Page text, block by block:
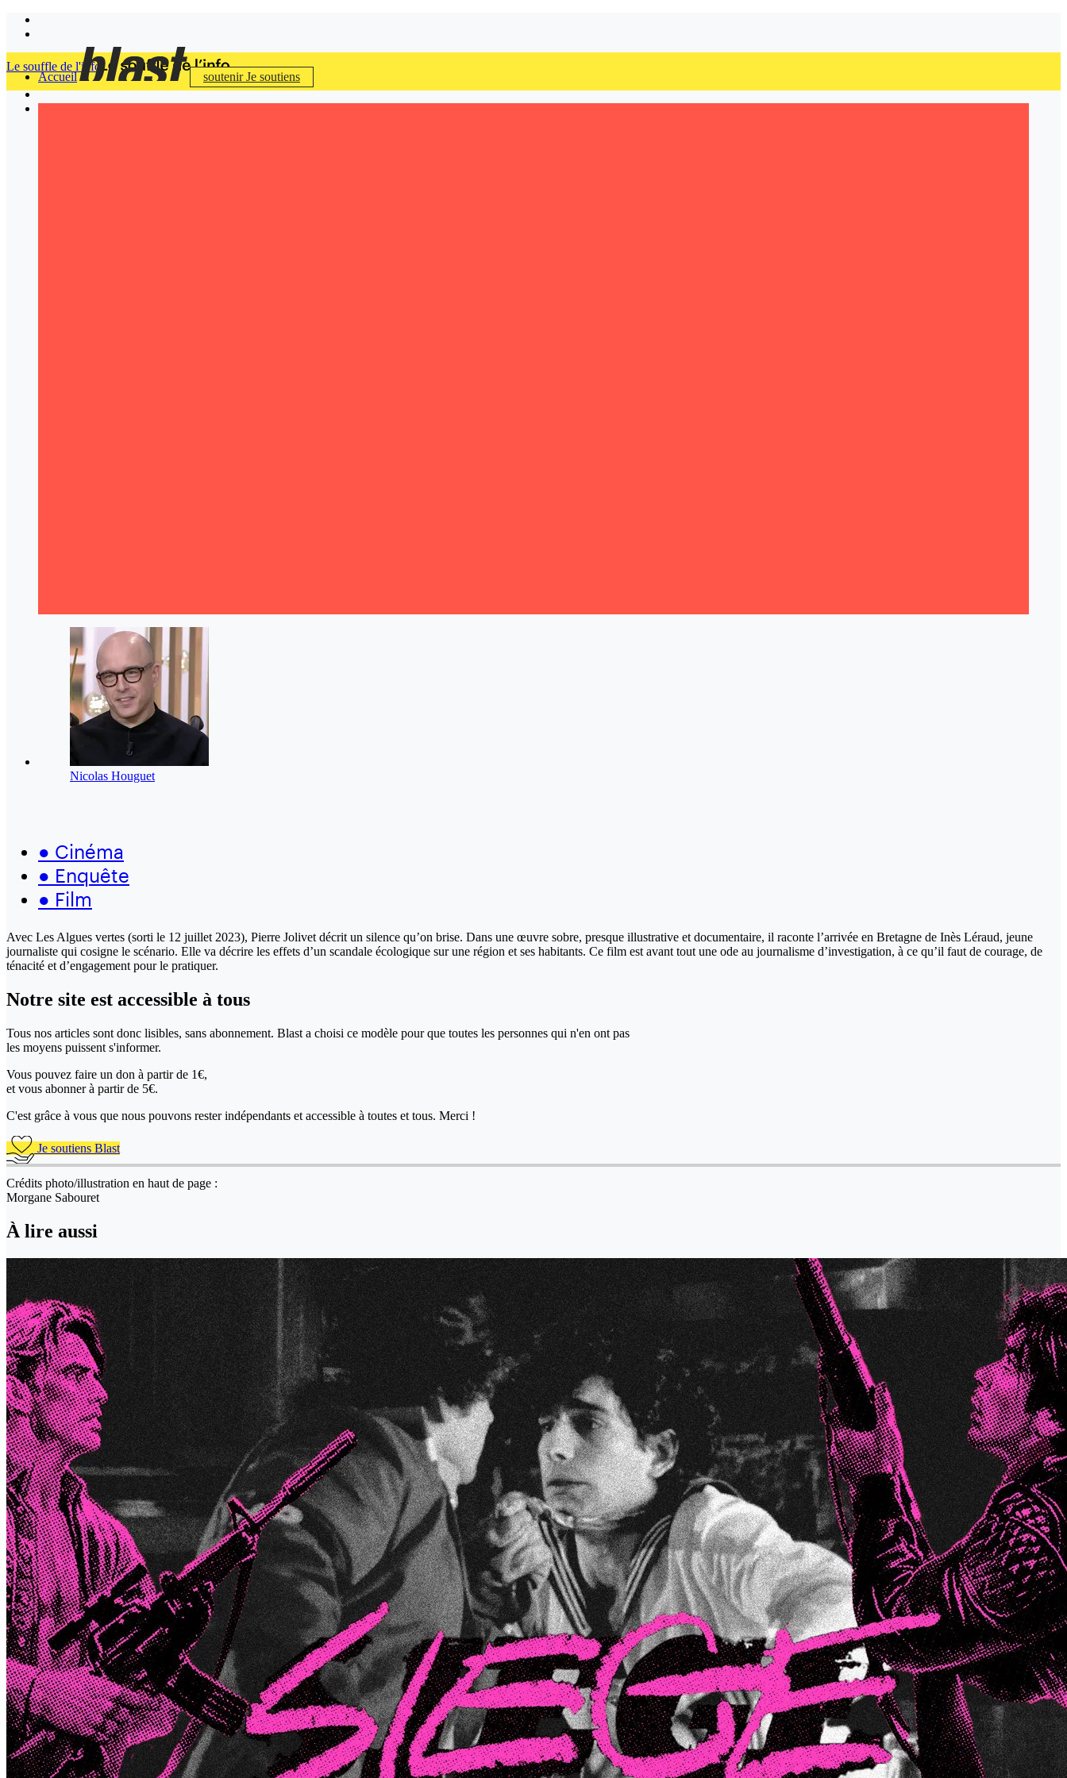
Accueil soutenirJe soutiens
Le souffle de l'info
Nicolas Houguet
● Cinéma
● Enquête
● Film
Avec Les Algues vertes (sorti le 12 juillet 2023), Pierre Jolivet décrit un silence qu’on brise. Dans une œuvre sobre, presque illustrative et documentaire, il raconte l’arrivée en Bretagne de Inès Léraud, jeune
journaliste qui cosigne le scénario. Elle va décrire les effets d’un scandale écologique sur une région et ses habitants. Ce film est avant tout une ode au journalisme d’investigation, à ce qu’il faut de courage, de
ténacité et d’engagement pour le pratiquer.
Notre site est accessible à tous
Tous nos articles sont donc lisibles, sans abonnement. Blast a choisi ce modèle pour que toutes les personnes qui n'en ont pas
les moyens puissent s'informer.
Vous pouvez faire un don à partir de 1€,
et vous abonner à partir de 5€.
C'est grâce à vous que nous pouvons rester indépendants et accessible à toutes et tous. Merci !
Je soutiens Blast
Crédits photo/illustration en haut de page :
Morgane Sabouret
À lire aussi